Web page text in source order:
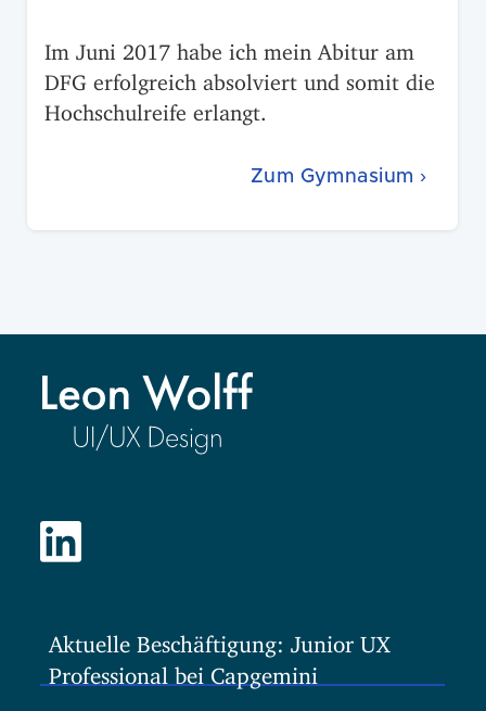
Im Juni 2017 habe ich mein Abitur am
DFG erfolgreich absolviert und somit die
Hochschulreife erlangt.
Zum Gymnasium ›
Aktuelle Beschäftigung: Junior UX
Professional bei Capgemini